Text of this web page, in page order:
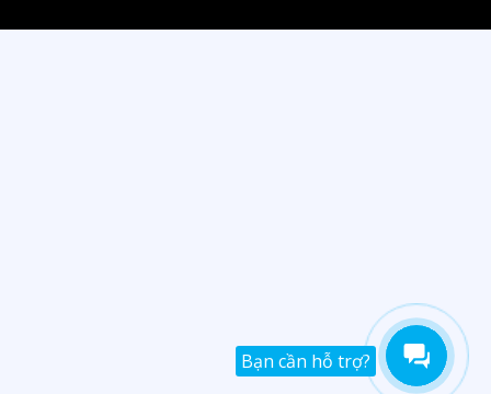
Bạn cần hỗ trợ?